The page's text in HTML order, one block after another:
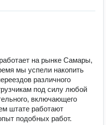
на рынке Самары,
мы успели накопить
различного
под силу любой
включающего
штате работают
подобных работ.